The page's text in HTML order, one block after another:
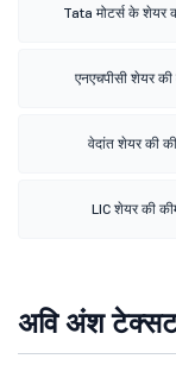
Tata मोटर्स के शेयर
एनएचपीसी शेयर
वेदांत शेयर की
LIC शेयर की
अवि अंश